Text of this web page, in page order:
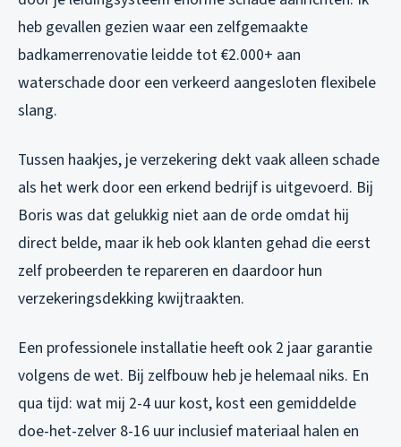
heb gevallen gezien waar een zelfgemaakte
badkamerrenovatie leidde tot €2.000+ aan
waterschade door een verkeerd aangesloten flexibele
slang.
Tussen haakjes, je verzekering dekt vaak alleen schade
als het werk door een erkend bedrijf is uitgevoerd. Bij
Boris was dat gelukkig niet aan de orde omdat hij
direct belde, maar ik heb ook klanten gehad die eerst
zelf probeerden te repareren en daardoor hun
verzekeringsdekking kwijtraakten.
Een professionele installatie heeft ook 2 jaar garantie
volgens de wet. Bij zelfbouw heb je helemaal niks. En
qua tijd: wat mij 2-4 uur kost, kost een gemiddelde
doe-het-zelver 8-16 uur inclusief materiaal halen en